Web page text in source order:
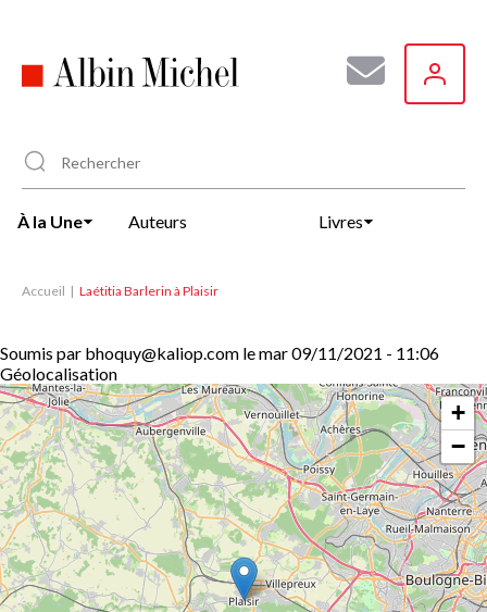
principal
À la Une Auteurs Livres
Accueil Laétitia Barlerin à Plaisir
Soumis par bhoquy@kaliop.com lemar 09/11/2021 - 11:06
Géolocalisation
+
−